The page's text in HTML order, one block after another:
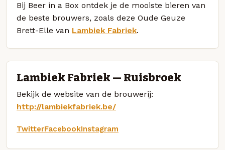
Bij Beer in a Box ontdek je de mooiste bieren van
de beste brouwers, zoals deze Oude Geuze
Brett-Elle van Lambiek Fabriek.
Lambiek Fabriek — Ruisbroek
Bekijk de website van de brouwerij:
http://lambiekfabriek.be/
TwitterFacebookInstagram